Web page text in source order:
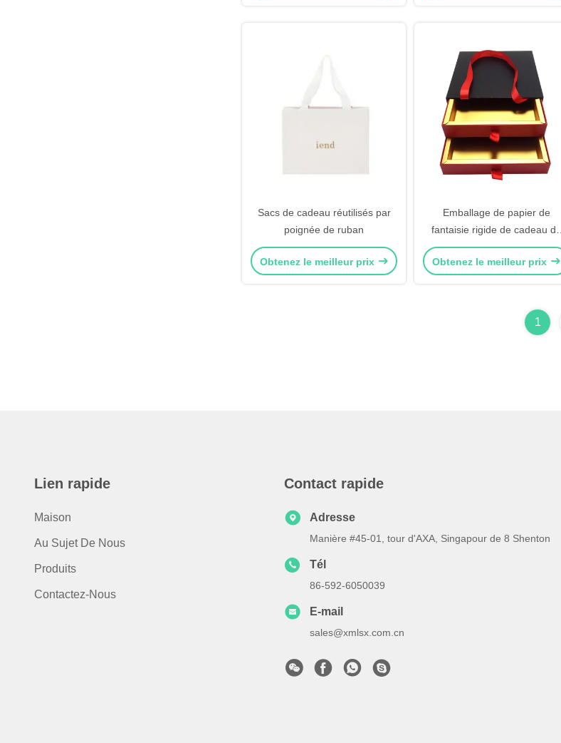
Sacs de cadeau réutilisés par
poignée de ruban
Obtenez le meilleur prix
Emballage de papier de
fantaisie rigide de cadeau de
boîte en carton de caisses
d'emballage de cadeau avec
Obtenez le meilleur prix
1
Lien rapide
Maison
Au Sujet De Nous
Produits
Contactez-Nous
Contact rapide
Adresse
Manière #45-01, tour d'AXA, Singapour de 8 Shenton
Tél
86-592-6050039
E-mail
sales@xmlsx.com.cn